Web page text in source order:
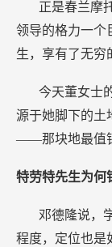
正是春兰摩
领导的格力一个
生，享有了无穷
今天董女士
源于她脚下的土
——那块地最值
特劳特先生为何
邓德隆说，
程度，定位也是